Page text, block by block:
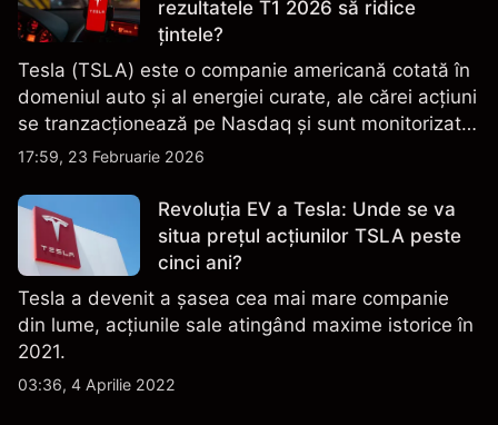
rezultatele T1 2026 să ridice
țintele?
Tesla (TSLA) este o companie americană cotată în
domeniul auto și al energiei curate, ale cărei acțiuni
se tranzacționează pe Nasdaq și sunt monitorizate
îndeaproape pentru performanța financiară, datele
17:59, 23 Februarie 2026
Revoluția EV a Tesla: Unde se va
situa prețul acțiunilor TSLA peste
cinci ani?
Tesla a devenit a șasea cea mai mare companie
din lume, acțiunile sale atingând maxime istorice în
2021.
03:36, 4 Aprilie 2022